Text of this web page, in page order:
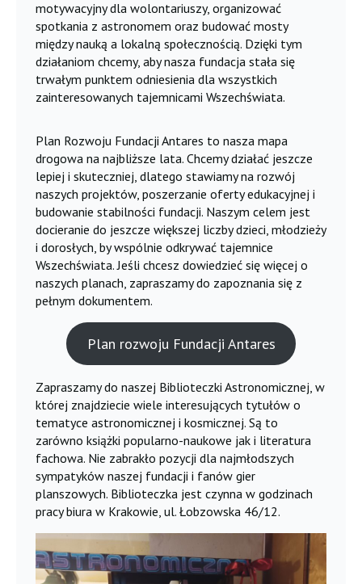
motywacyjny dla wolontariuszy, organizować
spotkania z astronomem oraz budować mosty
między nauką a lokalną społecznością. Dzięki tym
działaniom chcemy, aby nasza fundacja stała się
trwałym punktem odniesienia dla wszystkich
zainteresowanych tajemnicami Wszechświata.
Plan Rozwoju Fundacji Antares to nasza mapa
drogowa na najbliższe lata. Chcemy działać jeszcze
lepiej i skuteczniej, dlatego stawiamy na rozwój
naszych projektów, poszerzanie oferty edukacyjnej i
budowanie stabilności fundacji. Naszym celem jest
docieranie do jeszcze większej liczby dzieci, młodzieży
i dorosłych, by wspólnie odkrywać tajemnice
Wszechświata. Jeśli chcesz dowiedzieć się więcej o
naszych planach, zapraszamy do zapoznania się z
pełnym dokumentem.
Plan rozwoju Fundacji Antares
Zapraszamy do naszej Biblioteczki Astronomicznej, w
której znajdziecie wiele interesujących tytułów o
tematyce astronomicznej i kosmicznej. Są to
zarówno książki popularno-naukowe jak i literatura
fachowa. Nie zabrakło pozycji dla najmłodszych
sympatyków naszej fundacji i fanów gier
planszowych. Biblioteczka jest czynna w godzinach
pracy biura w Krakowie, ul. Łobzowska 46/12.